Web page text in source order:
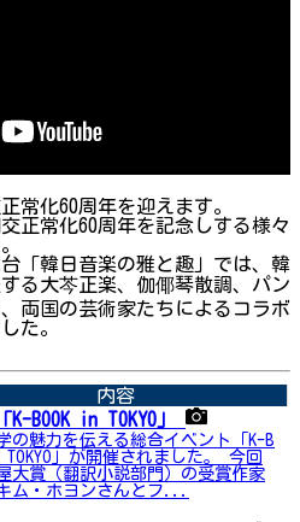
常化60周年を迎えます。
正常化60周年を記念しする様々
「韓日音楽の雅と趣」では、韓
る大芩正楽、伽倻琴散調、パン
両国の芸術家たちによるコラボ
た。
内容
K-BOOK in TOKYO」
の魅力を伝える総合イベント「K-B
」が開催されました。 今回
大賞（翻訳小説部門）の受賞作家
ム・ホヨンさんとフ...